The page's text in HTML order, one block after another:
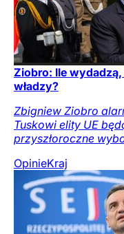
Ziobro: Ile
władzy?
Zbigniew Ziobro
Tuskowi elity UE
przyszłoroczne
OpinieKraj